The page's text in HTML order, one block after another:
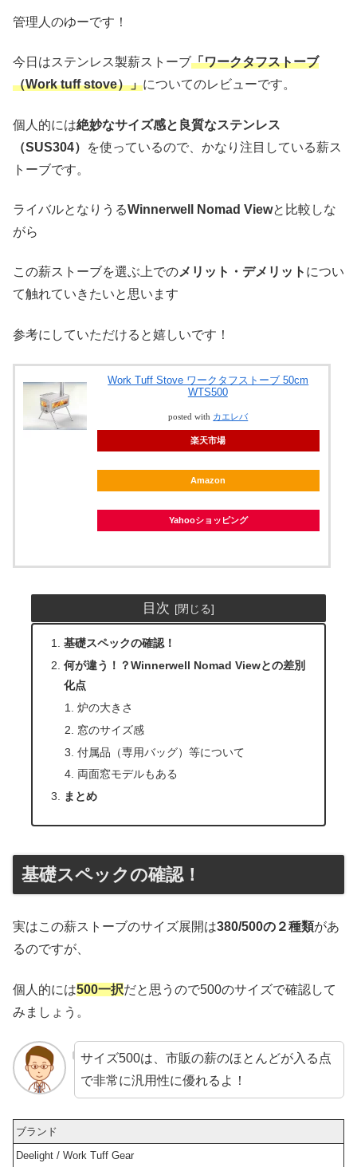
管理人のゆーです！
今日はステンレス製薪ストーブ「ワークタフストーブ
（Work tuff stove）」についてのレビューです。
個人的には絶妙なサイズ感と良質なステンレス
（SUS304）
を使っているので、かなり注目している薪ス
トーブです。
ライバルとなりうるWinnerwell Nomad Viewと比較しな
がら
この薪ストーブを選ぶ上でのメリット・デメリット につい
て触れていきたいと思います
参考にしていただけると嬉しいです！
Work Tuff Stove ワークタフストーブ 50cm
WTS500
posted with カエレバ
楽天市場
Amazon
Yahooショッピング
目次
基礎スペックの確認！
何が違う！？Winnerwell Nomad Viewとの差別
化点
炉の大きさ
窓のサイズ感
付属品（専用バッグ）等について
両面窓モデルもある
まとめ
基礎スペックの確認！
実はこの薪ストーブのサイズ展開は380/500の２種類があ
るのですが、
個人的には500一択だと思うので500のサイズで確認して
みましょう。
サイズ500は、市販の薪のほとんどが入る点
で非常に汎用性に優れるよ！
ブランド
Deelight / Work Tuff Gear